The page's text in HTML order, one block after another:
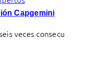
Capgemini
veces consecu